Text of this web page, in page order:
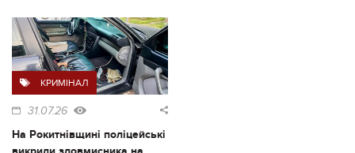
КРИМІНАЛ
31.07.26
На Рокитнівщині поліцейські